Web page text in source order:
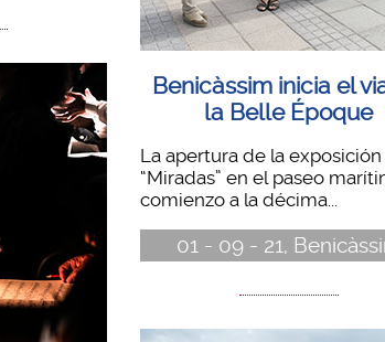
Benicàssim inicia el
la Belle Époque
La apertura de la exposición
“Miradas” en el paseo
comienzo a la décima...
01 - 09 - 21,